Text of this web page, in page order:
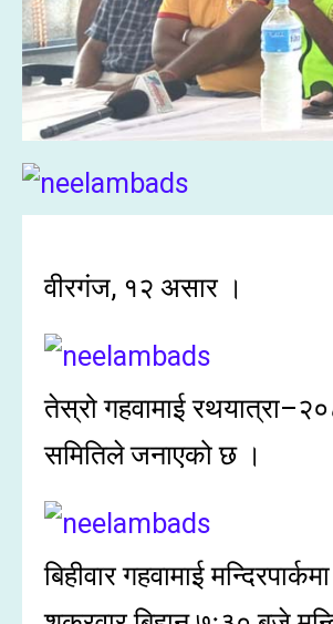
वीरगंज, १२ असार ।
तेस्रो गहवामाई
समितिले जनाएको छ ।
बिहीवार गहवामाई